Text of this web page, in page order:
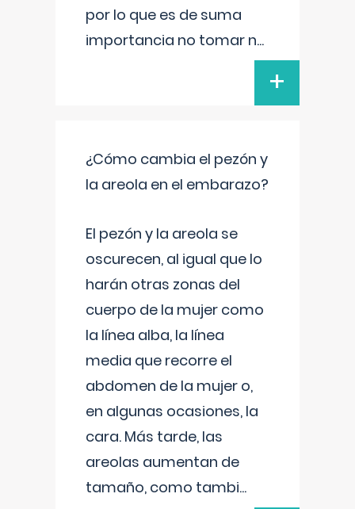
por lo que es de suma
importancia no tomar n...
+
¿Cómo cambia el pezón y
la areola en el embarazo?
El pezón y la areola se
oscurecen, al igual que lo
harán otras zonas del
cuerpo de la mujer como
la línea alba, la línea
media que recorre el
abdomen de la mujer o,
en algunas ocasiones, la
cara. Más tarde, las
areolas aumentan de
tamaño, como tambi...